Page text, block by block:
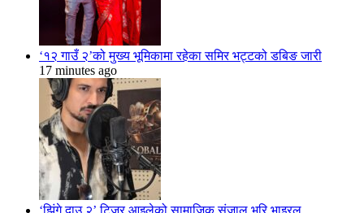
‘१२ गाउँ २’को मुख्य भूमिकामा रहेका समिर भट्टको डबिङ जारी
17 minutes ago